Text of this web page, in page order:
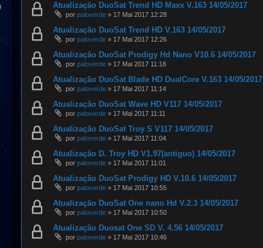
Atualização DuoSat Trend HD Maxx V.163 14/05/2017
por paloverde » 17 Mai 2017 12:28
Atualização DuoSat Trend HD V.163 14/05/2017
por paloverde » 17 Mai 2017 12:26
Atualização DuoSat Prodigy Hd Nano V10.6 14/05/2017
por paloverde » 17 Mai 2017 11:18
Atualização DuoSat Blade HD DualCore V.163 14/05/2017
por paloverde » 17 Mai 2017 11:14
Atualização DuoSat Wave HD V117 14/05/2017
por paloverde » 17 Mai 2017 11:11
Atualização DuoSat Troy S V117 14/05/2017
por paloverde » 17 Mai 2017 11:04
Atualização D. Troy HD V1.97(antiguo) 14/05/2017
por paloverde » 17 Mai 2017 11:01
Atualização DuoSat Prodigy HD V.10.6 14/05/2017
por paloverde » 17 Mai 2017 10:55
Atualização DuoSat One nano Hd V.2.3 14/05/2017
por paloverde » 17 Mai 2017 10:50
Atualização Duosat One SD V. 4.56 14/05/2017
por paloverde » 17 Mai 2017 10:46